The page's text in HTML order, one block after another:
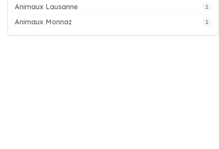
Animaux Lausanne 1
Animaux Monnaz 1